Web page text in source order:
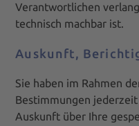
Verantwortlichen
technisch machbar ist.
Auskunft,
Sie haben im Rahmen
Bestimmungen
Auskunft über Ihre